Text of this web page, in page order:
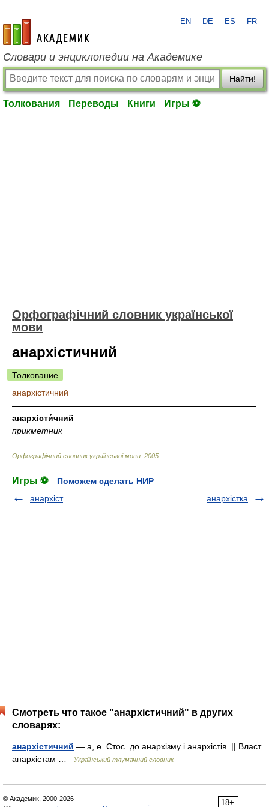
academic.ru
EN DE ES FR
Словари и энциклопедии на Академике
Найти!
Толкования Переводы Книги Игры ⚽
Орфографічний словник української
мови
анархістичний
Толкование
анархістичний
—————————————————————————————
анархісти́чний
прикметник
Орфографічний словник української мови 2005
Игры ⚽
Поможем сделать НИР
анархіст
анархістка
Смотреть что такое "анархістичний" в других
словарях:
анархістичний — а, е. Стос. до анархізму і анархістів. || Власт.
анархістам …
Український тлумачний словник
18+
© Академик, 2000-2026